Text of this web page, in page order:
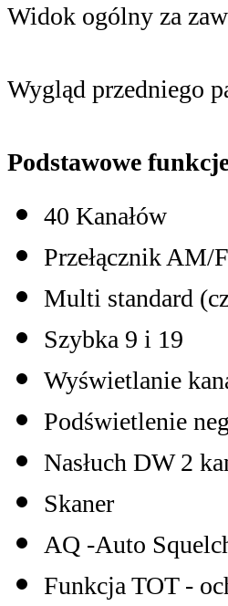
Widok ogólny za
Wygląd przedniego
Podstawowe
40 Kanałów
Przełącznik AM/
Multi standard
Szybka 9 i 19
Wyświetlanie
Podświetlenie
Nasłuch DW 2
Skaner
AQ -Auto
Funkcja TOT -